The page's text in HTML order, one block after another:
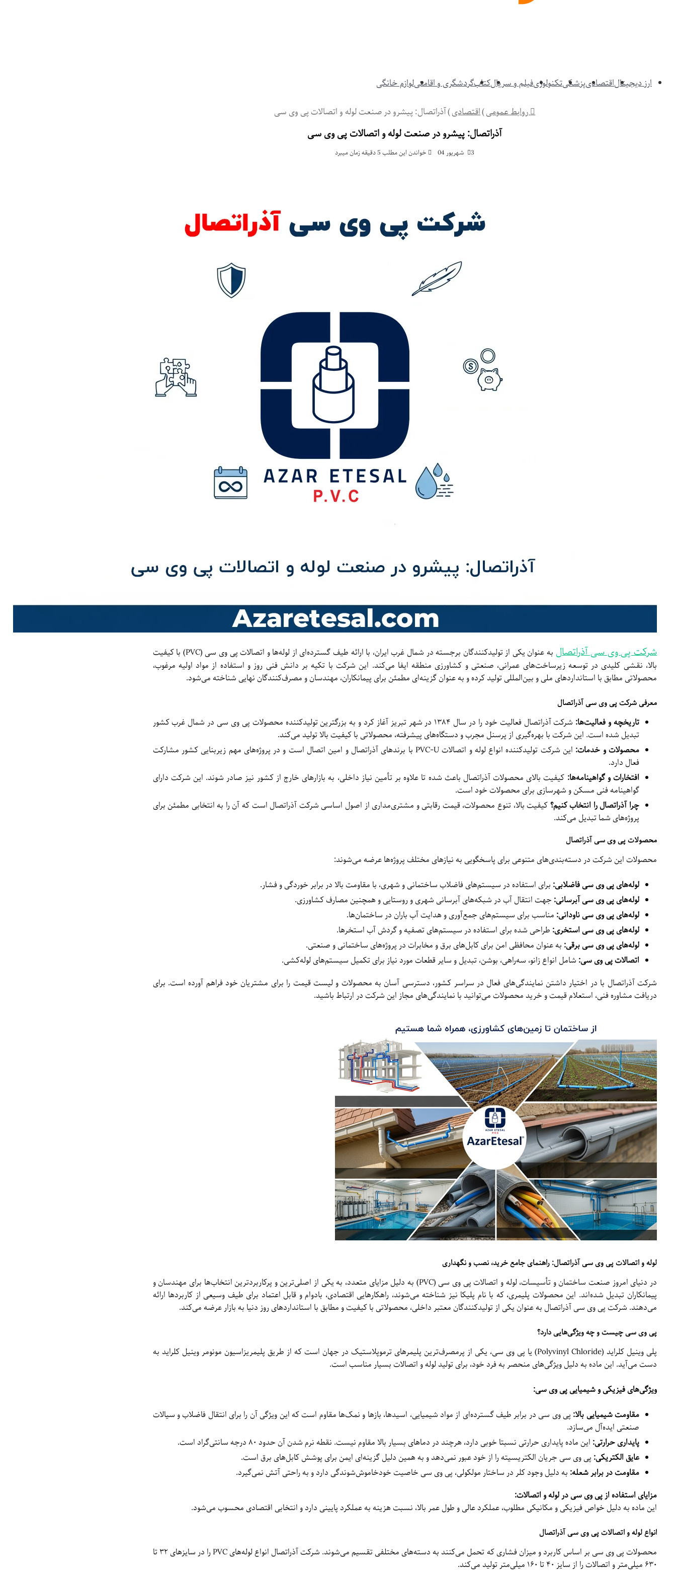
ارز دیجیتالاقتصادیپزشکیتکنولوژیفیلم و سریالکتابگردشگری و اقامتیلوازم خانگی
روابط عمومی)اقتصادی)آذراتصال: پیشرو در صنعت لوله و اتصالات پی وی سی
آذراتصال: پیشرو در صنعت لوله و اتصالات پی وی سی
3 شهریور 04 خواندن این مطلب 5 دقیقه زمان میبرد
شرکت پی وی سی آذراتصال
به عنوان یکی از تولیدکنندگان برجسته در شمال غرب ایران، با ارائه طیف گسترده‌ای از لوله‌ها و اتصالات پی وی سی (PVC) با کیفیت
بالا، نقشی کلیدی در توسعه زیرساخت‌های عمرانی، صنعتی و کشاورزی منطقه ایفا می‌کند. این شرکت با تکیه بر دانش فنی روز و استفاده از مواد اولیه مرغوب،
محصولاتی مطابق با استانداردهای ملی و بین‌المللی تولید کرده و به عنوان گزینه‌ای مطمئن برای پیمانکاران، مهندسان و مصرف‌کنندگان نهایی شناخته می‌شود.
معرفی شرکت پی وی سی آذراتصال
تاریخچه و فعالیت‌ها:
شرکت آذراتصال فعالیت خود را در سال ۱۳۸۴ در شهر تبریز آغاز کرد و به بزرگترین تولیدکننده محصولات پی وی سی در شمال غرب کشور
تبدیل شده است. این شرکت با بهره‌گیری از پرسنل مجرب و دستگاه‌های پیشرفته، محصولاتی با کیفیت بالا تولید می‌کند.
محصولات و خدمات:
این شرکت تولیدکننده انواع لوله و اتصالات PVC-U با برندهای آذراتصال و امین اتصال است و در پروژه‌های مهم زیربنایی کشور مشارکت
فعال دارد.
افتخارات و گواهینامه‌ها: کیفیت بالای محصولات آذراتصال باعث شده تا علاوه بر تأمین نیاز داخلی، به بازارهای خارج از کشور نیز صادر شوند. این شرکت دارای
گواهینامه فنی مسکن و شهرسازی برای محصولات خود است.
چرا آذراتصال را انتخاب کنیم؟کیفیت بالا، تنوع محصولات، قیمت رقابتی و مشتری‌مداری از اصول اساسی شرکت آذراتصال است که آن را به انتخابی مطمئن برای
پروژه‌های شما تبدیل می‌کند.
محصولات پی وی سی آذراتصال
محصولات این شرکت در دسته‌بندی‌های متنوعی برای پاسخگویی به نیازهای مختلف پروژه‌ها عرضه می‌شوند:
لوله‌های پی وی سی فاضلابی: برای استفاده در سیستم‌های فاضلاب ساختمانی و شهری، با مقاومت بالا در برابر خوردگی و فشار.
لوله‌های پی وی سی آبرسانی: جهت انتقال آب در شبکه‌های آبرسانی شهری و روستایی و همچنین مصارف کشاورزی.
لوله‌های پی وی سی ناودانی: مناسب برای سیستم‌های جمع‌آوری و هدایت آب باران در ساختمان‌ها.
لوله‌های پی وی سی استخری: طراحی شده برای استفاده در سیستم‌های تصفیه و گردش آب استخرها.
لوله‌های پی وی سی برقی: به عنوان محافظی امن برای کابل‌های برق و مخابرات در پروژه‌های ساختمانی و صنعتی.
اتصالات پی وی سی: شامل انواع زانو، سه‌راهی، بوشن، تبدیل و سایر قطعات مورد نیاز برای تکمیل سیستم‌های لوله‌کشی.
شرکت آذراتصال با در اختیار داشتن نمایندگی‌های فعال در سراسر کشور، دسترسی آسان به محصولات و لیست قیمت را برای مشتریان خود فراهم آورده است. برای
دریافت مشاوره فنی، استعلام قیمت و خرید محصولات می‌توانید با نمایندگی‌های مجاز این شرکت در ارتباط باشید.
لوله و اتصالات پی وی سی آذراتصال: راهنمای جامع خرید، نصب و نگهداری
در دنیای امروز صنعت ساختمان و تأسیسات، لوله و اتصالات پی وی سی (PVC) به دلیل مزایای متعدد، به یکی از اصلی‌ترین و پرکاربردترین انتخاب‌ها برای مهندسان و
پیمانکاران تبدیل شده‌اند. این محصولات پلیمری، که با نام پلیکا نیز شناخته می‌شوند، راهکارهایی اقتصادی، بادوام و قابل اعتماد برای طیف وسیعی از کاربردها ارائه
می‌دهند. شرکت پی وی سی آذراتصال به عنوان یکی از تولیدکنندگان معتبر داخلی، محصولاتی با کیفیت و مطابق با استانداردهای روز دنیا به بازار عرضه می‌کند.
پی وی سی چیست و چه ویژگی‌هایی دارد؟
پلی وینیل کلراید (Polyvinyl Chloride) یا پی وی سی، یکی از پرمصرف‌ترین پلیمرهای ترموپلاستیک در جهان است که از طریق پلیمریزاسیون مونومر وینیل کلراید به
دست می‌آید. این ماده به دلیل ویژگی‌های منحصر به فرد خود، برای تولید لوله و اتصالات بسیار مناسب است.
ویژگی‌های فیزیکی و شیمیایی پی وی سی:
مقاومت شیمیایی بالا: پی وی سی در برابر طیف گسترده‌ای از مواد شیمیایی، اسیدها، بازها و نمک‌ها مقاوم است که این ویژگی آن را برای انتقال فاضلاب و سیالات
صنعتی ایده‌آل می‌سازد.
پایداری حرارتی: این ماده پایداری حرارتی نسبتا خوبی دارد، هرچند در دماهای بسیار بالا مقاوم نیست. نقطه نرم شدن آن حدود ۸۰ درجه سانتی‌گراد است.
عایق الکتریکی: پی وی سی جریان الکتریسیته را از خود عبور نمی‌دهد و به همین دلیل گزینه‌ای ایمن برای پوشش کابل‌های برق است.
مقاومت در برابر شعله: به دلیل وجود کلر در ساختار مولکولی، پی وی سی خاصیت خودخاموش‌شوندگی دارد و به راحتی آتش نمی‌گیرد.
مزایای استفاده از پی وی سی در لوله و اتصالات:
این ماده به دلیل خواص فیزیکی و مکانیکی مطلوب، عملکرد عالی و طول عمر بالا، نسبت هزینه به عملکرد پایینی دارد و انتخابی اقتصادی محسوب می‌شود.
انواع لوله و اتصالات پی وی سی آذراتصال
محصولات پی وی سی بر اساس کاربرد و میزان فشاری که تحمل می‌کنند به دسته‌های مختلفی تقسیم می‌شوند. شرکت آذراتصال انواع لوله‌های PVC را در سایزهای ۳۲ تا
۶۳۰ میلی‌متر و اتصالات را از سایز ۴۰ تا ۱۶۰ میلی‌متر تولید می‌کند.